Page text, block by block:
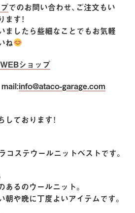
でのお問い合わせ、ご注文もい
す！
ましたら些細なことでもお気軽
ね
ショップ
mail:info@ataco-garage.com
ております！
コステウールニットベストです。
るのウールニット。
や晩に丁度よいアイテムです。